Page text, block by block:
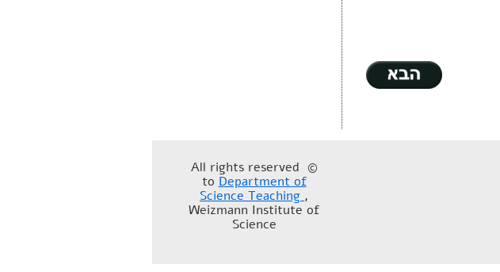
© All rights reserved
to Department of
Science Teaching ,
Weizmann Institute of
Science